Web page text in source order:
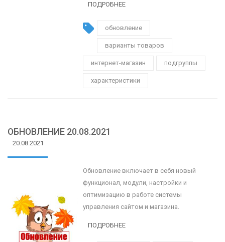
ПОДРОБНЕЕ
обновление
варианты товаров
интернет-магазин подгруппы
характеристики
ОБНОВЛЕНИЕ 20.08.2021
20.08.2021
Обновление включает в себя новый
функционал, модули, настройки и
оптимизацию в работе системы
управления сайтом и магазина.
ПОДРОБНЕЕ